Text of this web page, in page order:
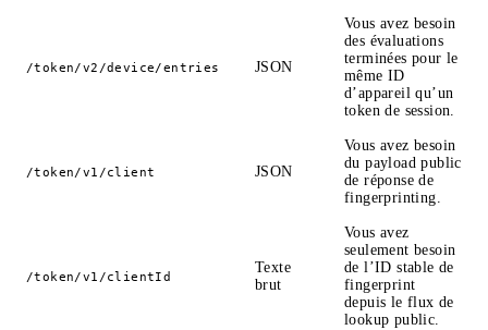
/token/v2/device/entries JSON
Vous avez besoin
des évaluations
terminées pour le
même ID
d’appareil qu’un
token de session.
/token/v1/client JSON
Vous avez besoin
du payload public
de réponse de
fingerprinting.
/token/v1/clientId
Texte
brut
Vous avez
seulement besoin
de l’ID stable de
fingerprint
depuis le flux de
lookup public.